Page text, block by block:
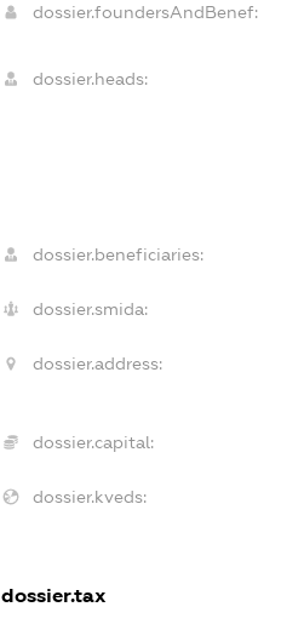
dossier.foundersAndBenef:
dossier.heads:
dossier.beneficiaries:
dossier.smida:
dossier.address:
dossier.capital:
dossier.kveds:
dossier.tax